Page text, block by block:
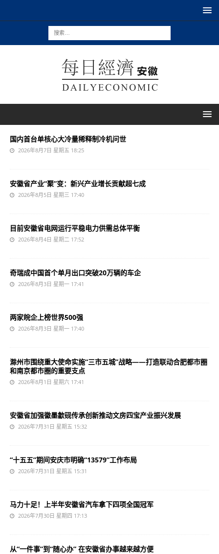
国内首台单核心大冷量稀释制冷机问世
2026年8月7日 星期五 18:25
安徽省产业“聚”变：新兴产业增长贡献超七成
2026年8月5日 星期三 17:40
目前安徽省电网运行平稳电力供需总体平衡
2026年8月4日 星期二 17:52
奇瑞成中国首个单月出口突破20万辆的车企
2026年8月3日 星期一 17:41
两家皖企上榜世界500强
2026年8月3日 星期一 17:40
滁州市围绕重大使命实施“三市五城”战略——打造联动合肥都市圈
和南京都市圈的重要支点
2026年8月1日 星期六 17:41
安徽省加强徽墨歙砚传承创新推动文房四宝产业振兴发展
2026年7月31日 星期五 15:32
“十五五”期间安庆市明确“13579”工作布局
2026年7月31日 星期五 15:31
马力十足！上半年安徽省汽车拿下四项全国冠军
2026年7月30日 星期四 17:13
从“一件事”到“随心办” 在安徽省办事越来越方便